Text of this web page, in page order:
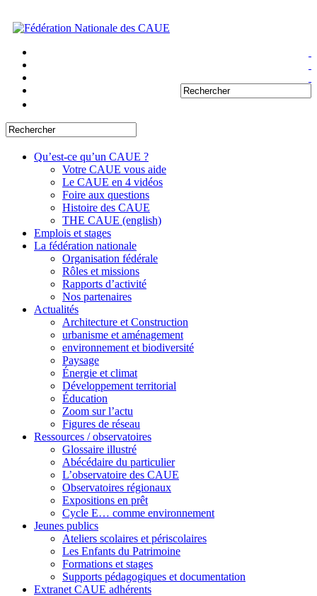
Qu’est-ce qu’un CAUE ?
Votre CAUE vous aide
Le CAUE en 4 vidéos
Foire aux questions
Histoire des CAUE
THE CAUE (english)
Emplois et stages
La fédération nationale
Organisation fédérale
Rôles et missions
Rapports d’activité
Nos partenaires
Actualités
Architecture et Construction
urbanisme et aménagement
environnement et biodiversité
Paysage
Énergie et climat
Développement territorial
Éducation
Zoom sur l’actu
Figures de réseau
Ressources / observatoires
Glossaire illustré
Abécédaire du particulier
L’observatoire des CAUE
Observatoires régionaux
Expositions en prêt
Cycle E… comme environnement
Jeunes publics
Ateliers scolaires et périscolaires
Les Enfants du Patrimoine
Formations et stages
Supports pédagogiques et documentation
Extranet CAUE adhérents